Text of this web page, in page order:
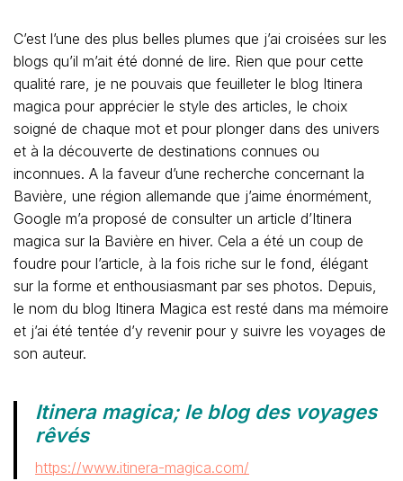
C’est l’une des plus belles plumes que j’ai croisées sur les
blogs qu’il m’ait été donné de lire. Rien que pour cette
qualité rare, je ne pouvais que feuilleter le blog Itinera
magica pour apprécier le style des articles, le choix
soigné de chaque mot et pour plonger dans des univers
et à la découverte de destinations connues ou
inconnues. A la faveur d’une recherche concernant la
Bavière, une région allemande que j’aime énormément,
Google m’a proposé de consulter un article d’Itinera
magica sur la Bavière en hiver. Cela a été un coup de
foudre pour l’article, à la fois riche sur le fond, élégant
sur la forme et enthousiasmant par ses photos. Depuis,
le nom du blog Itinera Magica est resté dans ma mémoire
et j’ai été tentée d’y revenir pour y suivre les voyages de
son auteur.
Itinera magica; le blog des voyages
rêvés
https://www.itinera-magica.com/